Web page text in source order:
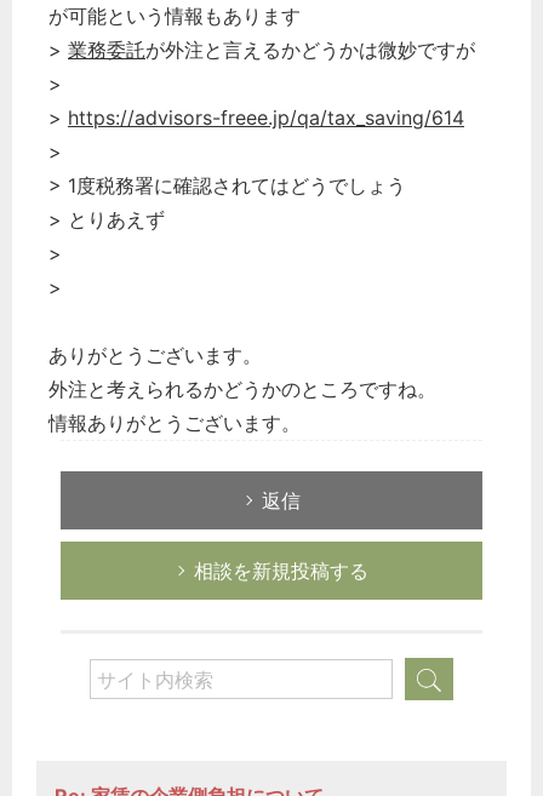
が可能という情報もあります
> 業務委託が外注と言えるかどうかは微妙ですが
>
> https://advisors-freee.jp/qa/tax_saving/614
>
> 1度税務署に確認されてはどうでしょう
> とりあえず
>
>
ありがとうございます。
外注と考えられるかどうかのところですね。
情報ありがとうございます。
返信
相談を新規投稿する